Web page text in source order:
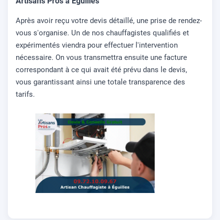
Après avoir reçu votre devis détaillé, une prise de rendez-
vous s'organise. Un de nos chauffagistes qualifiés et
expérimentés viendra pour effectuer l'intervention
nécessaire. On vous transmettra ensuite une facture
correspondant à ce qui avait été prévu dans le devis,
vous garantissant ainsi une totale transparence des
tarifs.